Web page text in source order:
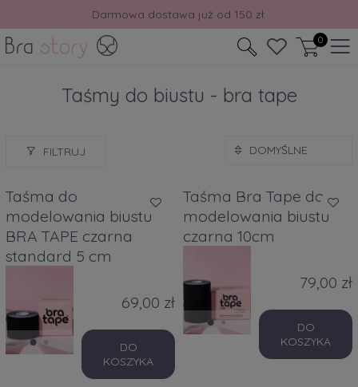
Darmowa dostawa już od 150 zł.
0
Taśmy do biustu - bra tape
FILTRUJ
Taśma do
modelowania biustu
BRA TAPE czarna
standard 5 cm
69,00 zł
DO
KOSZYKA
Taśma Bra Tape do
modelowania biustu
czarna 10cm
79,00 zł
DO
KOSZYKA